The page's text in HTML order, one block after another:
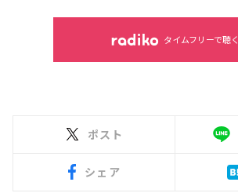
タイムフリーで聴く
ポスト
シェア